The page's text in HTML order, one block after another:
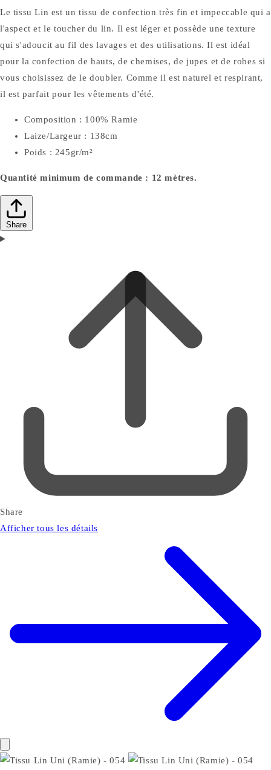
Le tissu Lin est un tissu de confection très fin et impeccable qui a
l'aspect et le toucher du lin. Il est léger et possède une texture
qui s'adoucit au fil des lavages et des utilisations. Il est idéal
pour la confection de hauts, de chemises, de jupes et de robes si
vous choisissez de le doubler. Comme il est naturel et respirant,
il est parfait pour les vêtements d'été.
Composition : 100% Ramie
Laize/Largeur : 138cm
Poids : 245gr/m²
Quantité minimum de commande : 12 mètres.
Share
Share
Afficher tous les détails